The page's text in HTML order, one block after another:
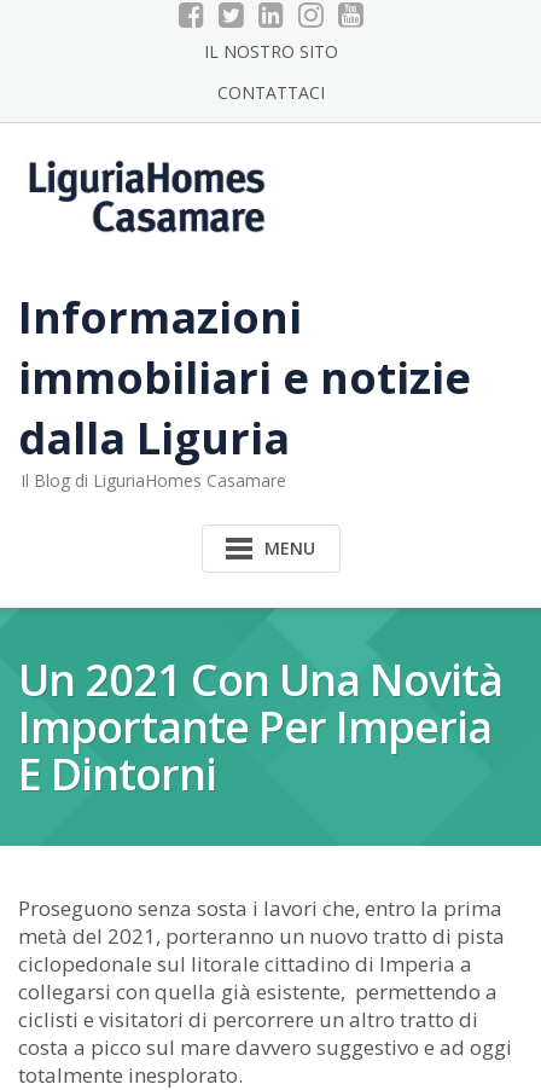
IL NOSTRO SITO
CONTATTACI
Informazioni
immobiliari e notizie
dalla Liguria
Il Blog di LiguriaHomes Casamare
MENU
Un 2021 Con Una Novità
Importante Per Imperia
E Dintorni
Proseguono senza sosta i lavori che, entro la prima
metà del 2021, porteranno un nuovo tratto di pista
ciclopedonale sul litorale cittadino di Imperia a
collegarsi con quella già esistente, permettendo a
ciclisti e visitatori di percorrere un altro tratto di
costa a picco sul mare davvero suggestivo e ad oggi
totalmente inesplorato.